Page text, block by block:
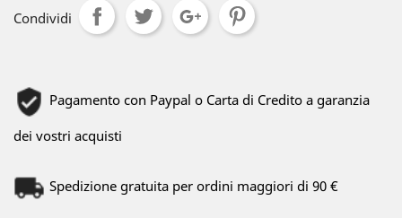
Condividi
Pagamento con Paypal o Carta di Credito a garanzia
dei vostri acquisti
Spedizione gratuita per ordini maggiori di 90 €